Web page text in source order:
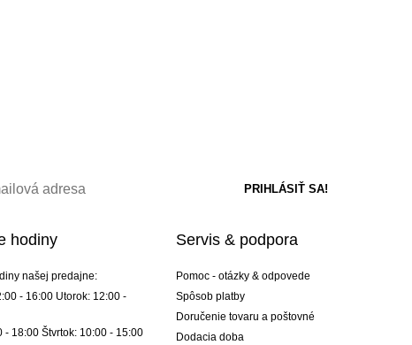
hodiny
našej predajne:
- 16:00 Utorok: 12:00 -
- 18:00 Štvrtok: 10:00 - 15:00
Servis & podpora
Pomoc - otázky & odpovede
Spôsob platby
Doručenie tovaru a poštovné
Dodacia doba